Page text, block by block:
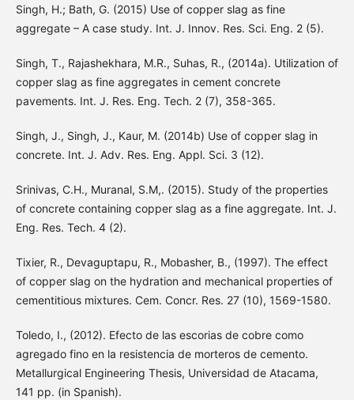
Singh, H.; Bath, G. (2015) Use of copper slag as fine
aggregate – A case study. Int. J. Innov. Res. Sci. Eng. 2 (5).
Singh, T., Rajashekhara, M.R., Suhas, R., (2014a). Utilization of
copper slag as fine aggregates in cement concrete
pavements. Int. J. Res. Eng. Tech. 2 (7), 358-365.
Singh, J., Singh, J., Kaur, M. (2014b) Use of copper slag in
concrete. Int. J. Adv. Res. Eng. Appl. Sci. 3 (12).
Srinivas, C.H., Muranal, S.M,. (2015). Study of the properties
of concrete containing copper slag as a fine aggregate. Int. J.
Eng. Res. Tech. 4 (2).
Tixier, R., Devaguptapu, R., Mobasher, B., (1997). The effect
of copper slag on the hydration and mechanical properties of
cementitious mixtures. Cem. Concr. Res. 27 (10), 1569-1580.
Toledo, I., (2012). Efecto de las escorias de cobre como
agregado fino en la resistencia de morteros de cemento.
Metallurgical Engineering Thesis, Universidad de Atacama,
141 pp. (in Spanish).